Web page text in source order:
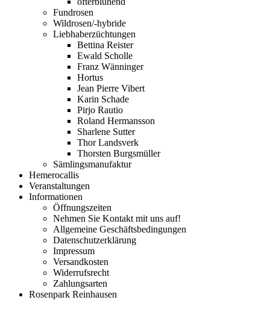
Fundrosen
Wildrosen/-hybride
Liebhaberzüchtungen
Bettina Reister
Ewald Scholle
Franz Wänninger
Hortus
Jean Pierre Vibert
Karin Schade
Pirjo Rautio
Roland Hermansson
Sharlene Sutter
Thor Landsverk
Thorsten Burgsmüller
Sämlingsmanufaktur
Hemerocallis
Veranstaltungen
Informationen
Öffnungszeiten
Nehmen Sie Kontakt mit uns auf!
Allgemeine Geschäftsbedingungen
Datenschutzerklärung
Impressum
Versandkosten
Widerrufsrecht
Zahlungsarten
Rosenpark Reinhausen